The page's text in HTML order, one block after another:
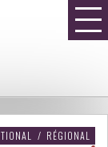
/ RÉGIONAL